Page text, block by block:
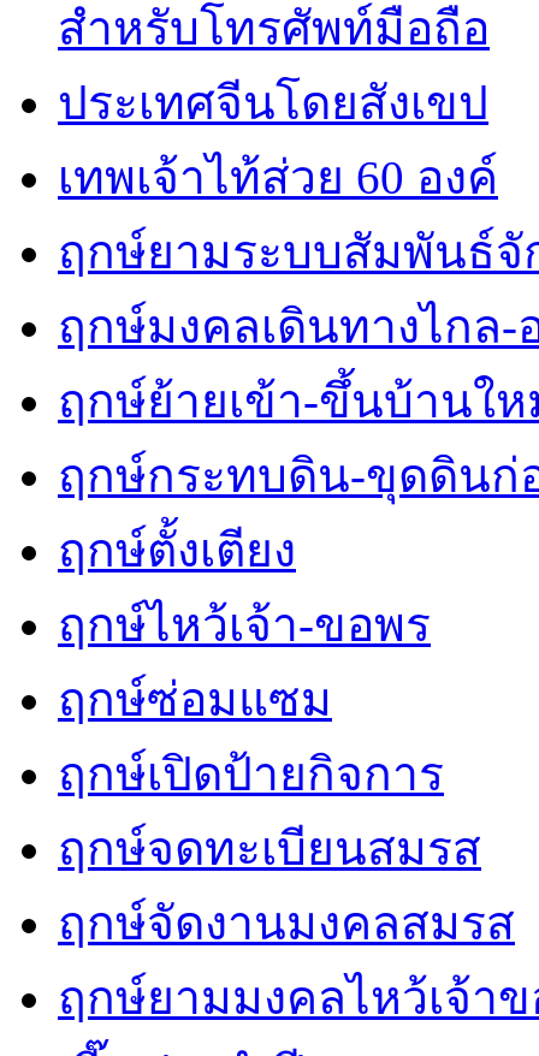
สำหรับโทรศัพท์มือถือ
ประเทศจีนโดยสังเขป
เทพเจ้าไท้ส่วย 60 องค์
ฤกษ์ยามระบบสัมพันธ์จั
ฤกษ์มงคลเดินทางไกล-
ฤกษ์ย้ายเข้า-ขึ้นบ้านใ
ฤกษ์กระทบดิน-ขุดดินก่
ฤกษ์ตั้งเตียง
ฤกษ์ไหว้เจ้า-ขอพร
ฤกษ์ซ่อมแซม
ฤกษ์เปิดป้ายกิจการ
ฤกษ์จดทะเบียนสมรส
ฤกษ์จัดงานมงคลสมรส
ฤกษ์ยามมงคลไหว้เจ้า